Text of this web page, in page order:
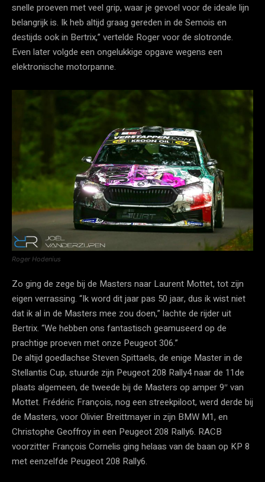
snelle proeven met veel grip, waar je gevoel voor de ideale lijn
belangrijk is. Ik heb altijd graag gereden in de Semois en
destijds ook in Bertrix,” vertelde Roger voor de slotronde.
Even later volgde een ongelukkige opgave wegens een
elektronische motorpanne.
Roger Hodenius
Zo ging de zege bij de Masters naar Laurent Mottet, tot zijn
eigen verrassing. “Ik word dit jaar pas 50 jaar, dus ik wist niet
dat ik al in de Masters mee zou doen,” lachte de rijder uit
Bertrix. “We hebben ons fantastisch geamuseerd op de
prachtige proeven met onze Peugeot 306.”
De altijd goedlachse Steven Spittaels, de enige Master in de
Stellantis Cup, stuurde zijn Peugeot 208 Rally4 naar de 11de
plaats algemeen, de tweede bij de Masters op amper 9″ van
Mottet. Frédéric François, nog een streekpiloot, werd derde bij
de Masters, voor Olivier Breittmayer in zijn BMW M1, en
Christophe Geoffroy in een Peugeot 208 Rally6. RACB
voorzitter François Cornelis ging helaas van de baan op KP 8
met eenzelfde Peugeot 208 Rally6.